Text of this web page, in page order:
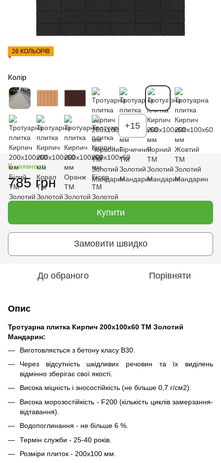
26 КОЛЬОРІВ
Колір
+15
В наявності
785 грн
Купити
Замовити швидко
До обраного Порівняти
Опис
Тротуарна плитка Кирпич 200х100х60 ТМ Золотий
Мандарин:
Виготовляється з бетону класу В30.
Через відсутність шкідливих речовин та їх виділень
відмінно зберігає свої якості.
Висока міцність і зносостійкість (не більше 0,7 г/см2).
Висока морозостійкість - F200 (кількість циклів замерзання-
відтавання).
Водопоглинання - не більше 6 %.
Термін служби - 25-40 років.
Розміри плиток - 200х100 мм.